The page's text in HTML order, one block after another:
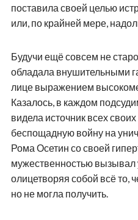
поставила своей целью
или, по крайней мере,
Будучи ещё совсем не
обладала внушительными
лице выражением
Казалось, в каждом
видела источник всех
беспощадную войну на
Рома Осетин со своей
мужественностью вызывал
олицетворяя собой всё то,
но не могла получить.